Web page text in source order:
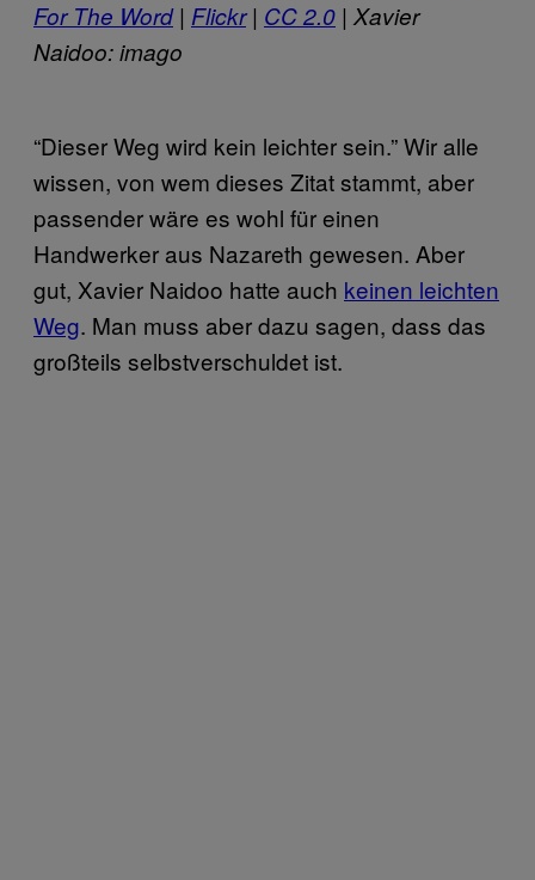
For The Word| Flickr| CC 2.0 | Xavier
Naidoo: imago
“Dieser Weg wird kein leichter sein.” Wir alle
wissen, von wem dieses Zitat stammt, aber
passender wäre es wohl für einen
Handwerker aus Nazareth gewesen. Aber
gut, Xavier Naidoo hatte auch keinen leichten
Weg. Man muss aber dazu sagen, dass das
großteils selbstverschuldet ist.